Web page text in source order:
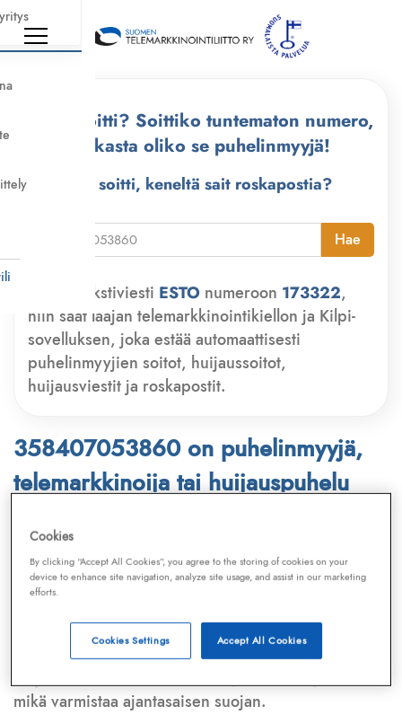
Kuka soitti? Soittiko tuntematon numero,
tarkasta oliko se puhelinmyyjä!
Kuka soitti, keneltä sait roskapostia?
Hae
Lähetä tekstiviesti ESTO numeroon 173322,
niin saat laajan telemarkkinointikiellon ja Kilpi-
sovelluksen, joka estää automaattisesti
puhelinmyyjien soitot, huijaussoitot,
huijausviestit ja roskapostit.
358407053860 on puhelinmyyjä,
telemarkkinoija tai huijauspuhelu
Puhelinnumero
Telemarkkinointiliiton jaKilpi-sovelluksen
tietokannasta, joka kattaa satoja tuhansia
Lisäksi tunnistamme automaattisesti, jos kyseessä on
puhelinhuijarin numero, sähköpostiosoitetai
huijausviesti. Tietokantaamme päivitetään jatkuvasti,
mikä varmistaa ajantasaisen suojan.
Cookies
By clicking “Accept All Cookies”, you agree to the storing of cookies on your
device to enhance site navigation, analyze site usage, and assist in our marketing
efforts.
Accept All Cookies
Cookies Settings